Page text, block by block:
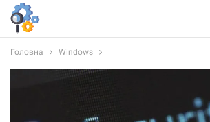
Головна Windows